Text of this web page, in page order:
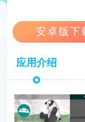
应用介绍